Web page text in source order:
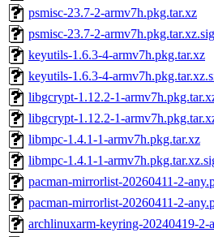
psmisc-23.7-2-armv7h.pkg.tar.xz
psmisc-23.7-2-armv7h.pkg.tar.xz.sig
keyutils-1.6.3-4-armv7h.pkg.tar.xz
keyutils-1.6.3-4-
libgcrypt-1.12.2-1-
libgcrypt-1.12.2-1-
libmpc-1.4.1-1-armv7h.pkg.tar.xz
libmpc-1.4.1-1-
pacman-mirrorlist-20260411-2-
pacman-mirrorlist-20260411-2-
archlinuxarm-keyring-20240419-2-